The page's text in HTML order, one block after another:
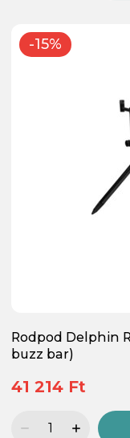
-15%
Rodpod Delphin
buzz bar)
41 214 Ft